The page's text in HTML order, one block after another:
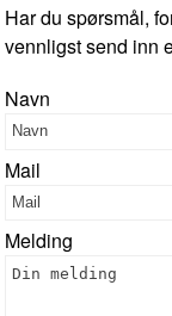
Har du spørsmål,
vennligst send inn
Navn
Mail
Melding